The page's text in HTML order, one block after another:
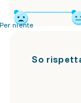
niente
So